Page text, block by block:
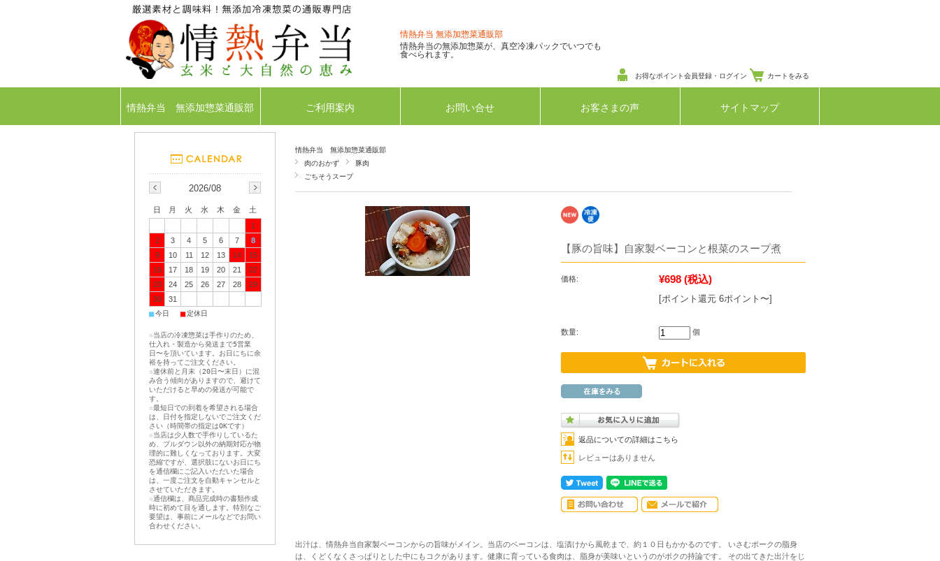
情熱弁当 無添加惣菜通販部
情熱弁当の無添加惣菜が、真空冷凍パックでいつでも
食べられます。
お得なポイント会員登録・ログイン カートをみる
情熱弁当 無添加惣菜通販部 ご利用案内 お問い合せ お客さまの声 サイトマップ
情熱弁当 無添加惣菜通販部
肉のおかず
豚肉
ごちそうスープ
【豚の旨味】自家製ベーコンと根菜のスープ煮
価格: ¥698 (税込)
[ポイント還元 6ポイント〜]
数量: 個
返品についての詳細はこちら
レビューはありません
出汁は、情熱弁当自家製ベーコンからの旨味がメイン。当店のベーコンは、塩漬けから風乾まで、約１０日もかかるのです。 いさむポークの脂身
は、くどくなくさっぱりとした中にもコクがあります。健康に育っている食肉は、脂身が美味いというのがボクの持論です。 その出てきた出汁をじ
2026/08
日 月 火 水 木 金
土
1
2
3 4 5 6 7
8
9
10 11 12 13 14
15
16
17 18 19 20 21
22
23
24 25 26 27 28
29
30
31
■今日 ■定休日
☆当店の冷凍惣菜は手作りのため、
仕入れ・製造から発送まで5営業
日〜を頂いています。お日にちに余
裕を持ってご注文ください。
☆連休前と月末（20日〜末日）に混
み合う傾向がありますので、避けて
いただけると早めの発送が可能で
す。
☆最短日での到着を希望される場合
は、日付を指定しないでご注文くだ
さい（時間帯の指定はOKです）
☆当店は少人数で手作りしているた
め、プルダウン以外の納期対応が物
理的に難しくなっております。大変
恐縮ですが、選択肢にないお日にち
を通信欄にご記入いただいた場合
は、一度ご注文を自動キャンセルと
させていただきます。
☆通信欄は、商品完成時の書類作成
時に初めて目を通します。特別なご
要望は、事前にメールなどでお問い
合わせください。